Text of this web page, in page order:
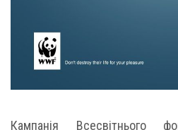
Кампанія Всесвітнього